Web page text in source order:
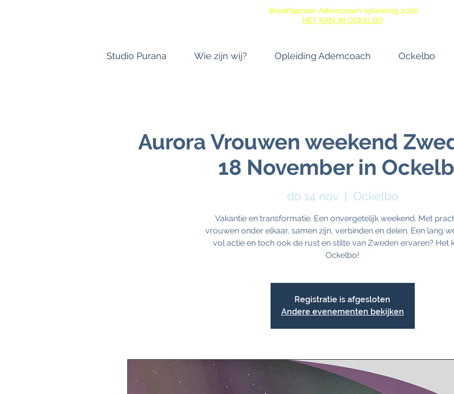
Breathpower Ademcoach opleiding 2026
HET KAN IN OCKELBO
Studio Purana Wie zijn wij? Opleiding Ademcoach Ockelbo
Aurora Vrouwen weekend
18 November in
do 14 nov
  |
Ockelbo
Vakantie en transformatie. Een onvergetelijk weekend. Met
vrouwen onder elkaar, samen zijn, verbinden en delen. Een lang
vol actie en toch ook de rust en stilte van Zweden ervaren? Het
Ockelbo!
Registratie is afgesloten
Andere evenementen bekijken